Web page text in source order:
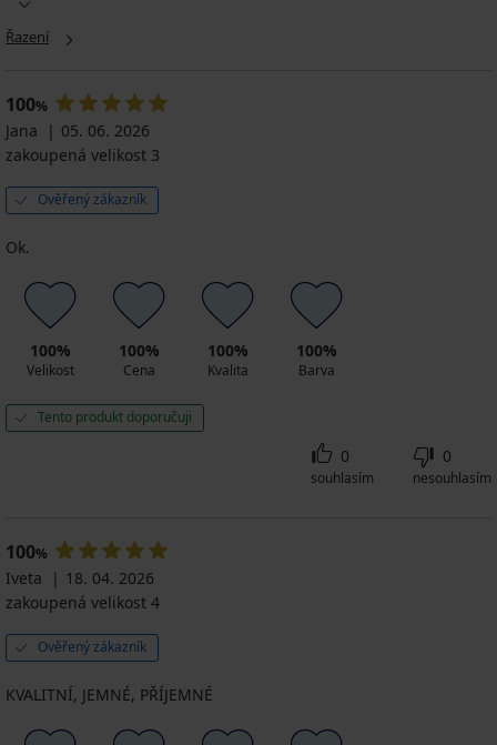
Řazení
100%
Jana
05. 06. 2026
zakoupená velikost 3
Ověřený zákazník
Ok.
100%
Velikost
100%
Cena
100%
Kvalita
100%
Barva
Tento produkt doporučuji
0
souhlasím
0
nesouhlasím
100%
Iveta
18. 04. 2026
zakoupená velikost 4
Ověřený zákazník
KVALITNÍ, JEMNÉ, PŘÍJEMNÉ